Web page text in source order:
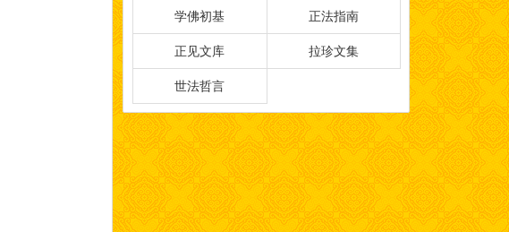
学佛初基 正法指南
正见文库 拉珍文集
世法哲言